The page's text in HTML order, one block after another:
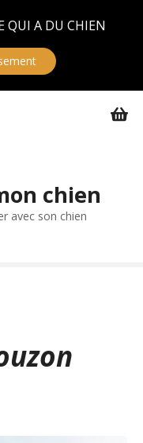
QUI A DU CHIEN
chien
avec son chien